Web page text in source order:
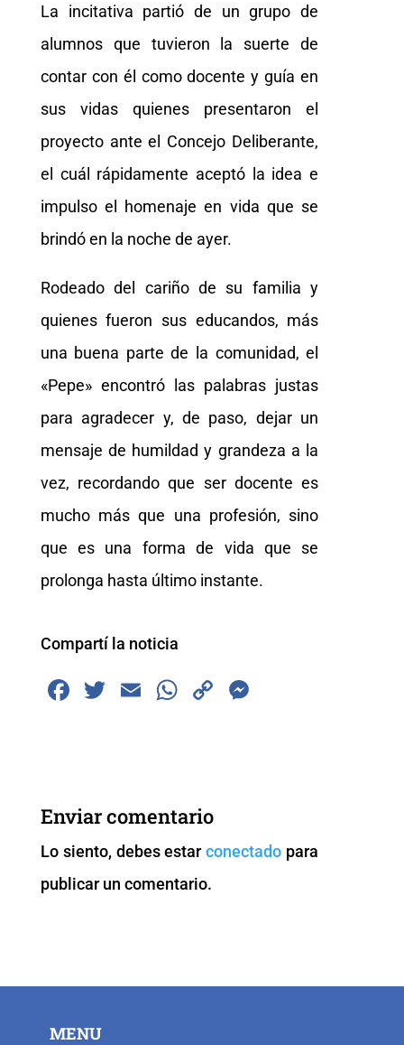
La incitativa partió de un grupo de
alumnos que tuvieron la suerte de
contar con él como docente y guía en
sus vidas quienes presentaron el
proyecto ante el Concejo Deliberante,
el cuál rápidamente aceptó la idea e
impulso el homenaje en vida que se
brindó en la noche de ayer.
Rodeado del cariño de su familia y
quienes fueron sus educandos, más
una buena parte de la comunidad, el
«Pepe» encontró las palabras justas
para agradecer y, de paso, dejar un
mensaje de humildad y grandeza a la
vez, recordando que ser docente es
mucho más que una profesión, sino
que es una forma de vida que se
prolonga hasta último instante.
Compartí la noticia
F
b
o
o
k
T
E
W
A
p
p
C
k
er
Enviar comentario
Lo siento, debes estarconectado para
publicar un comentario.
MENU